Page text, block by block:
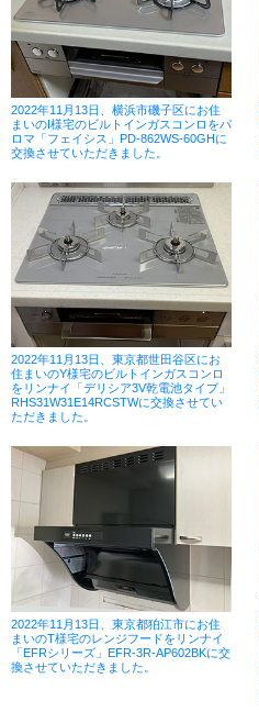
2022年11月13日、横浜市磯子区にお住
まいのI様宅のビルトインガスコンロをパ
ロマ「フェイシス」PD-862WS-60GHに
交換させていただきました。
2022年11月13日、東京都世田谷区にお
住まいのY様宅のビルトインガスコンロ
をリンナイ「デリシア3V乾電池タイプ」
RHS31W31E14RCSTWに交換させてい
ただきました。
2022年11月13日、東京都狛江市にお住
まいのT様宅のレンジフードをリンナイ
「EFRシリーズ」EFR-3R-AP602BKに交
換させていただきました。